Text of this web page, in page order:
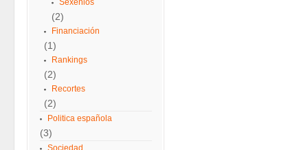
Sexenios
(2)
Financiación
(1)
Rankings
(2)
Recortes
(2)
Politica española
(3)
Sociedad